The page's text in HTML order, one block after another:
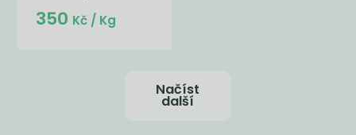
350 Kč / Kg
Načíst
další